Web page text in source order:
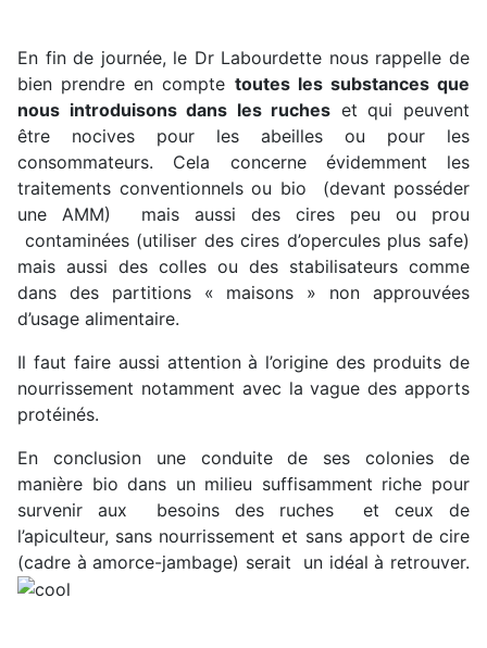
En fin de journée, le Dr Labourdette nous rappelle de
bien prendre en compte toutes les substances que
nous introduisons dans les ruches et qui peuvent
être nocives pour les abeilles ou pour les
consommateurs. Cela concerne évidemment les
traitements conventionnels ou bio (devant posséder
une AMM) mais aussi des cires peu ou prou
contaminées (utiliser des cires d’opercules plus safe)
mais aussi des colles ou des stabilisateurs comme
dans des partitions « maisons » non approuvées
d’usage alimentaire.
Il faut faire aussi attention à l’origine des produits de
nourrissement notamment avec la vague des apports
protéinés.
En conclusion une conduite de ses colonies de
manière bio dans un milieu suffisamment riche pour
survenir aux besoins des ruches et ceux de
l’apiculteur, sans nourrissement et sans apport de cire
(cadre à amorce-jambage) serait un idéal à retrouver.